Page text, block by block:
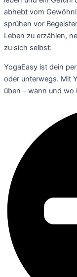
abhebt vom
sprühen vor
Leben zu erzählen,
zu sich selbst:
YogaEasy ist dein
oder unterwegs. Mit
üben – wann und wo